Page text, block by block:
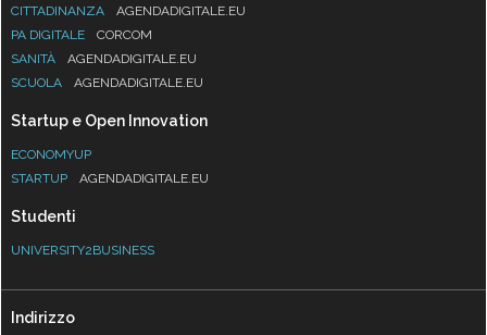
CITTADINANZA
AGENDADIGITALE.EU
PA DIGITALE
CORCOM
SANITÀ
AGENDADIGITALE.EU
SCUOLA
AGENDADIGITALE.EU
Startup e Open Innovation
ECONOMYUP
STARTUP
AGENDADIGITALE.EU
Studenti
UNIVERSITY2BUSINESS
Indirizzo